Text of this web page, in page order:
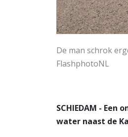
De man schrok
FlashphotoNL
SCHIEDAM -
water naast de